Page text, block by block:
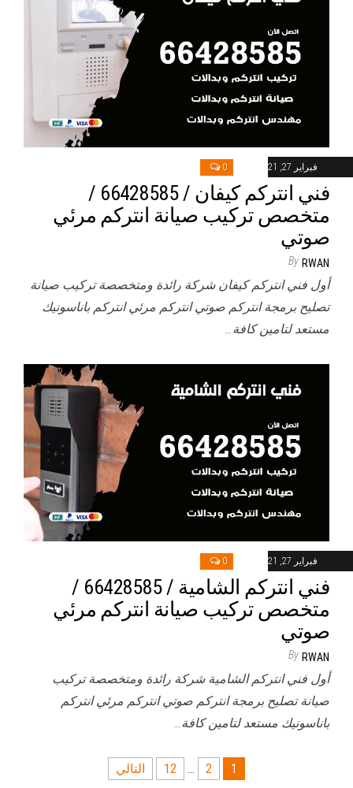
فبراير 27, 2021 0
فني انتركم كيفان / 66428585 /
متخصص تركيب صيانة انتركم مرئي
صوتي
By RWAN
أول فني انتركم كيفان شركة رائدة ومتخصصة تركيب صيانة
تصليح برمجة انتركم صوتي انتركم مرئي انتركم باناسونيك
مستعد لتامين كافة…
فبراير 27, 2021 0
فني انتركم الشامية / 66428585 /
متخصص تركيب صيانة انتركم مرئي
صوتي
By RWAN
أول فني انتركم الشامية شركة رائدة ومتخصصة تركيب
صيانة تصليح برمجة انتركم صوتي انتركم مرئي انتركم
باناسونيك مستعد لتامين كافة…
1
2
…
12 التالي